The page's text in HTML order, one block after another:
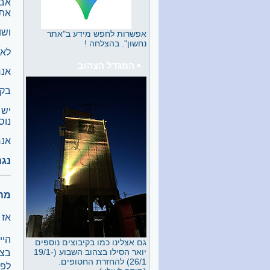
בנחשון, שיקח על עצמו את
האתגר? או ששוב נפקיד את
שדותינו בידי אגודה אזורית?
ערב לכבוד צאת הספר הפיכת
ביום שבת 13/6 נערך בחדר
האוכל ערב לציון השקת ספרה
שהמוטיב שלהן היה גדר הקיבוץ,
גדר שהייתה מאד משמעותית
ליעל ועל כך הרחיבה בהמשך
לאה גולדברג - דורית פרידמן
הרצאה של דורית פרידמן
ב"משלט 200" בחודש מאי 2026
ההרצאה פורסמה בארבעה
חלקים זהו חלק ג.
הלוויה של נעמה ברזילי 6/26
ביום רביעי 3/6 אחר הצהריים
נטמנה נעמה ברזילי, ליד אריה
בעלה בצל עצי הברוש, עטופה
בבני משפחתה, חברים וילדי
אפשרות לחפש מידע ב"אתר
נחשון". בהצלחה !
המגדל הצהוב
גם אצלינו כמו בקיבוצים נוספים
יואר הסילו בצהוב השבוע (19/1-
26/1) להחזרת החטופים.
מה